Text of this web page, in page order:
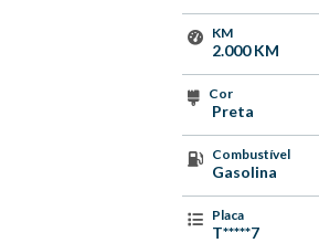
KM
2.000 KM
Cor
Preta
Combustível
Gasolina
Placa
T*****7